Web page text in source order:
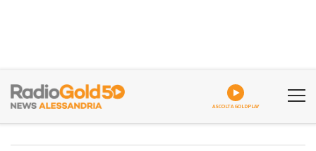
ASCOLTA GOLDPLAY